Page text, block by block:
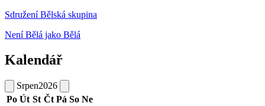
Sdružení Bělská skupina
Není Bělá jako Bělá
Kalendář
Srpen2026
Po Út St Čt Pá So Ne